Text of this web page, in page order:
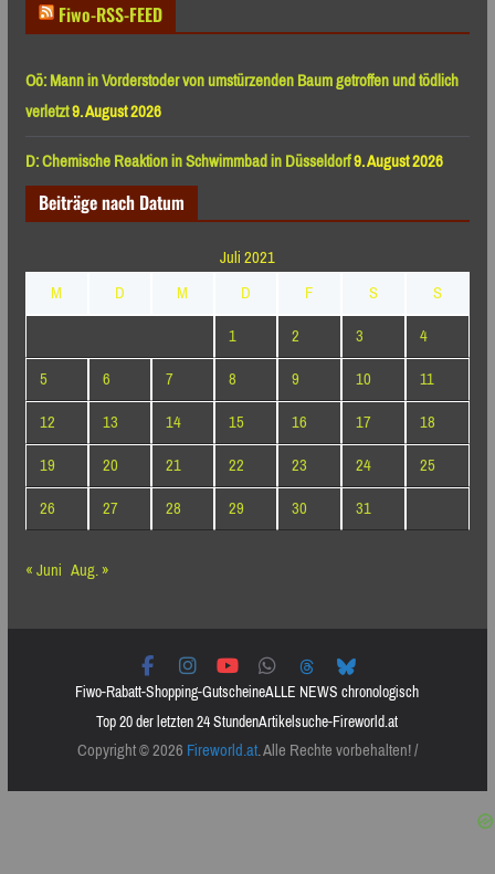
Fiwo-RSS-FEED
Oö: Mann in Vorderstoder von umstürzenden Baum getroffen und tödlich
verletzt9. August 2026
D: Chemische Reaktion in Schwimmbad in Düsseldorf9. August 2026
Beiträge nach Datum
Juli 2021
M
D M D F S
S
1
2 3
4
5
6 7 8 9 10
11
12
13 14 15 16 17
18
19
20 21 22 23 24
25
26
27 28 29 30
31
« Juni Aug. »
Fiwo-Rabatt-Shopping-GutscheineALLE NEWS chronologisch
Top 20 der letzten 24 StundenArtikelsuche-Fireworld.at
Copyright © 2026Fireworld.at. Alle Rechte vorbehalten! /